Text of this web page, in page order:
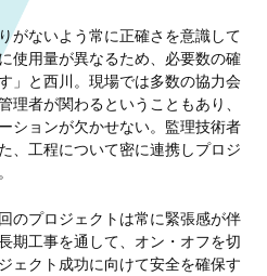
がないよう常に正確さを意識して
使用量が異なるため、必要数の確
」と西川。現場では多数の協力会
理者が関わるということもあり、
ションが欠かせない。監理技術者
、工程について密に連携しプロジ
のプロジェクトは常に緊張感が伴
期工事を通して、オン・オフを切
ェクト成功に向けて安全を確保す